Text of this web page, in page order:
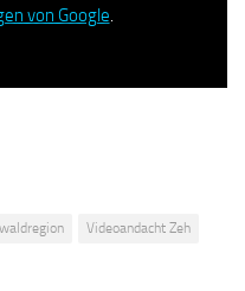
von Google.
Videoandacht Zeh